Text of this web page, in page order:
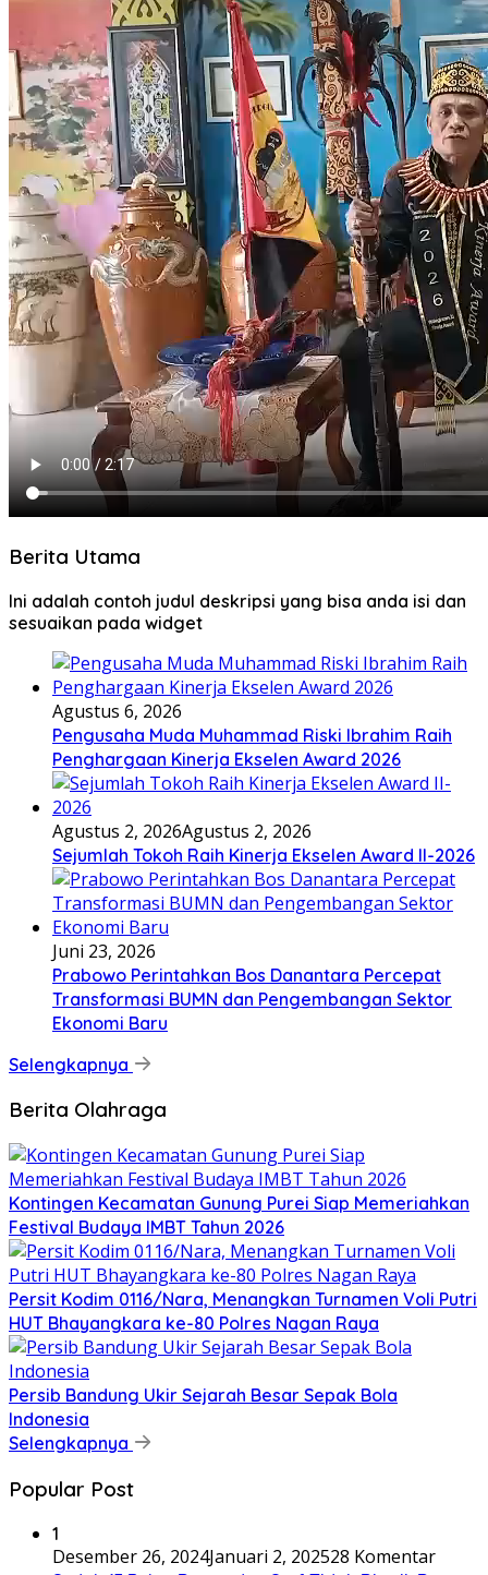
Berita Utama
Ini adalah contoh judul deskripsi yang bisa anda isi dan
sesuaikan pada widget
Agustus 6, 2026
Pengusaha Muda Muhammad Riski Ibrahim Raih
Penghargaan Kinerja Ekselen Award 2026
Agustus 2, 2026Agustus 2, 2026
Sejumlah Tokoh Raih Kinerja Ekselen Award II-2026
Juni 23, 2026
Prabowo Perintahkan Bos Danantara Percepat
Transformasi BUMN dan Pengembangan Sektor
Ekonomi Baru
Selengkapnya
Berita Olahraga
Kontingen Kecamatan Gunung Purei Siap Memeriahkan
Festival Budaya IMBT Tahun 2026
Persit Kodim 0116/Nara, Menangkan Turnamen Voli Putri
HUT Bhayangkara ke-80 Polres Nagan Raya
Persib Bandung Ukir Sejarah Besar Sepak Bola
Indonesia
Selengkapnya
Popular Post
1
Desember 26, 2024Januari 2, 202528 Komentar